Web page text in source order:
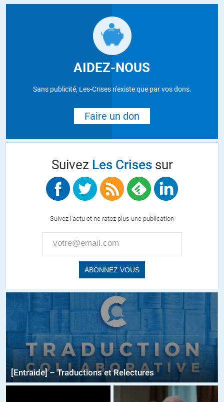
AIDEZ-NOUS
Sans publicité, Les-Crises n'existe que par vos dons.
Faire un don
Suivez Les Crisessur
Suivez l'actu et ne ratez plus une publication
[Entraide] – Traductions et Relectures